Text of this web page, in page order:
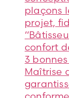
plaçons
projet,
confort
3
Maîtrise